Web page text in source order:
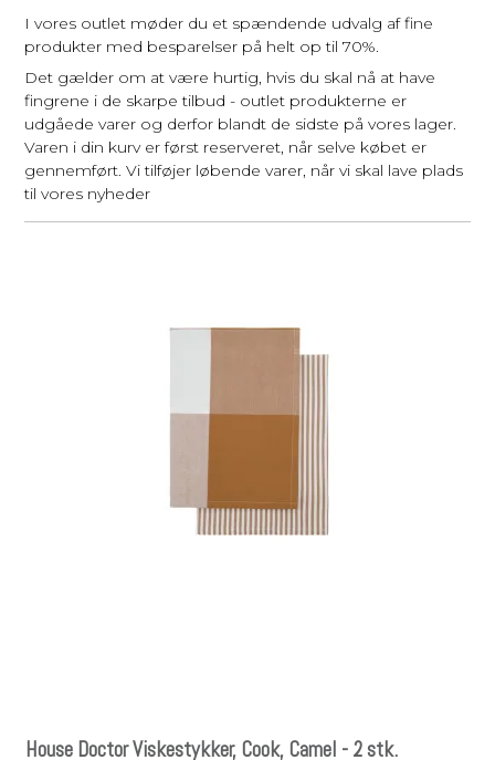
I vores outlet møder du et spændende udvalg af fine
produkter med besparelser på helt op til 70%.
Det gælder om at være hurtig, hvis du skal nå at have
fingrene i de skarpe tilbud - outlet produkterne er
udgåede varer og derfor blandt de sidste på vores lager.
Varen i din kurv er først reserveret, når selve købet er
gennemført. Vi tilføjer løbende varer, når vi skal lave plads
til vores nyheder
House Doctor Viskestykker, Cook, Camel - 2 stk.